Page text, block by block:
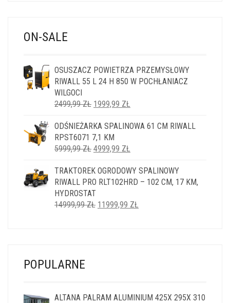
ON-SALE
OSUSZACZ POWIETRZA PRZEMYSŁOWY
RIWALL 55 L 24 H 850 W POCHŁANIACZ
WILGOCI
2499,99ZŁ PIERWOTNA
WYNOSIŁA:
2499,99 ZŁ.
1999,99 ZŁ
WYNOSI:
ODŚNIEŻARKA SPALINOWA 61 CM RIWALL
RPST6071 7,1 KM
5999,99ZŁ PIERWOTNA
WYNOSIŁA:
5999,99 ZŁ.
4999,99 ZŁ
WYNOSI:
4999,99 ZŁ.
TRAKTOREK OGRODOWY SPALINOWY
RIWALL PRO RLT102HRD – 102 CM, 17 KM,
HYDROSTAT
14999,99ZŁ PIERWOTNA
11999,99 ZŁ
POPULARNE
ALTANA PALRAM ALUMINIUM 425X 295X 310